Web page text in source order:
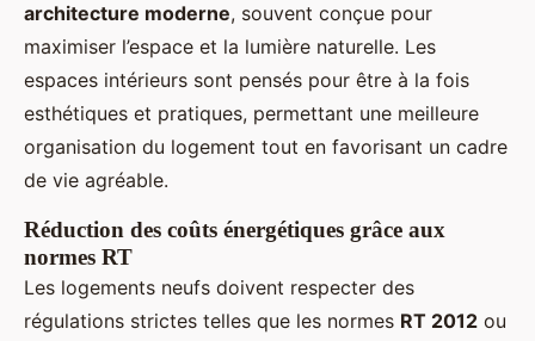
architecture moderne, souvent conçue pour
maximiser l’espace et la lumière naturelle. Les
espaces intérieurs sont pensés pour être à la fois
esthétiques et pratiques, permettant une meilleure
organisation du logement tout en favorisant un cadre
de vie agréable.
Réduction des coûts énergétiques grâce aux
normes RT
Les logements neufs doivent respecter des
régulations strictes telles que les normes RT 2012 ou